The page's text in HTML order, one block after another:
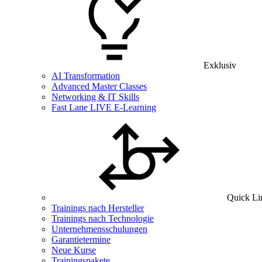
Exklusiv
AI Transformation
Advanced Master Classes
Networking & IT Skills
Fast Lane LIVE E-Learning
Quick
Trainings nach Hersteller
Trainings nach Technologie
Unternehmensschulungen
Garantietermine
Neue Kurse